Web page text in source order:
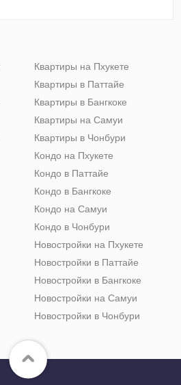
Квартиры на Пхукете
Квартиры в Паттайе
Квартиры в Бангкоке
Квартиры на Самуи
Квартиры в Чонбури
Кондо на Пхукете
Кондо в Паттайе
Кондо в Бангкоке
Кондо на Самуи
Кондо в Чонбури
Новостройки на Пхукете
Новостройки в Паттайе
Новостройки в Бангкоке
Новостройки на Самуи
Новостройки в Чонбури